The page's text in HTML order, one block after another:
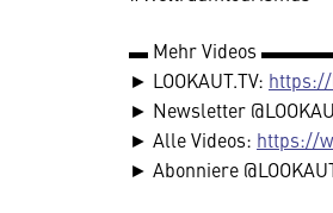
▬ Mehr Videos
► LOOKAUT.TV:
► Newsletter
► Alle Videos: https://
► Abonniere